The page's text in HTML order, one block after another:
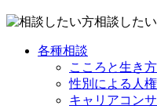
相談した
各種相談
こころと生き
性別による人
キャリアコン